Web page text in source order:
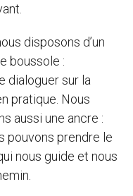
disposons d’un
boussole :
dialoguer sur la
pratique. Nous
aussi une ancre :
pouvons prendre le
nous guide et nous